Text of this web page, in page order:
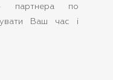
партнера по
Ваш час і